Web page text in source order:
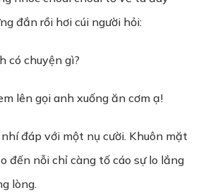
đắn rồi hơi cúi người hỏi:
có chuyện gì?
lên gọi anh xuống ăn cơm ạ!
đáp với một nụ cười. Khuôn mặt
đến nỗi chỉ càng tố cáo sự lo lắng
lòng.